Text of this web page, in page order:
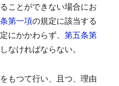
ことができない場合にお
第一項の規定に該当する
にかかわらず、 第五条第
なければならない。
もつて行い、且つ、理由